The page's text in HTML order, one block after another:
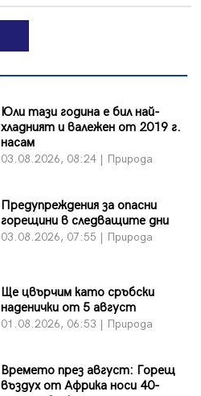
Юли тази година е бил най-
хладният и валежен от 2019 г.
насам
03.08.2026, 08:24 | Природа
Предупреждения за опасни
горещини в следващите дни
03.08.2026, 07:55 | Природа
Ще цвърчим като сръбски
наденички от 5 август
01.08.2026, 06:53 | Природа
Времето през август: Горещ
въздух от Африка носи 40-